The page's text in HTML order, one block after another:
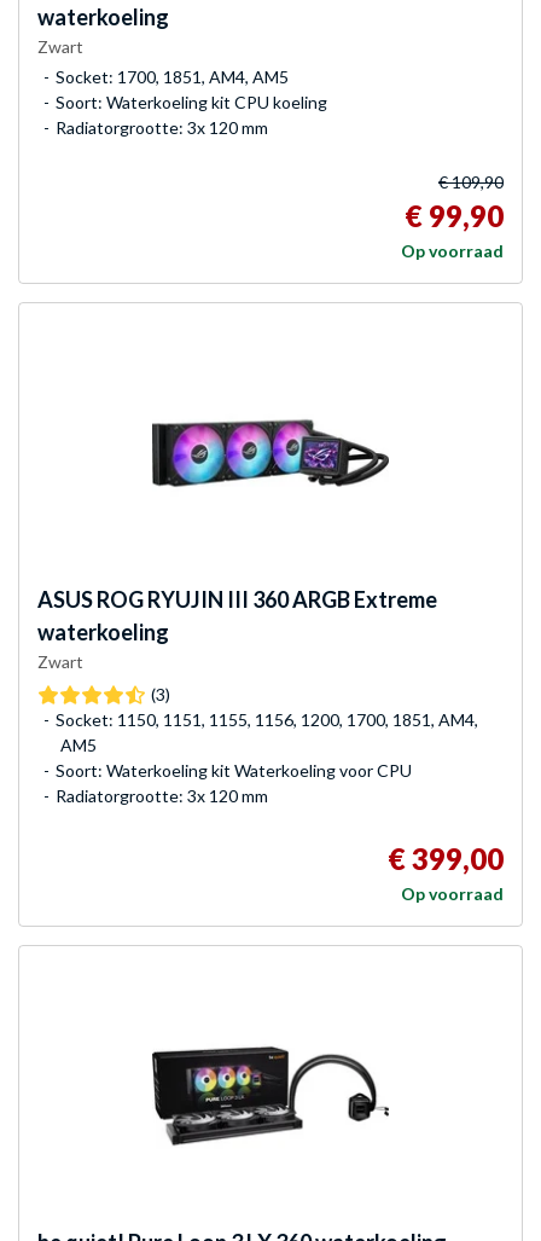
waterkoeling
Zwart
Socket: 1700, 1851, AM4, AM5
Soort: Waterkoeling kit CPU koeling
Radiatorgrootte: 3x 120 mm
€ 109,90
€ 99,90
Op voorraad
ASUSROG RYUJIN III 360 ARGB Extreme
waterkoeling
Zwart
(3)
Socket: 1150, 1151, 1155, 1156, 1200, 1700, 1851, AM4,
AM5
Soort: Waterkoeling kit Waterkoeling voor CPU
Radiatorgrootte: 3x 120 mm
€ 399,00
Op voorraad